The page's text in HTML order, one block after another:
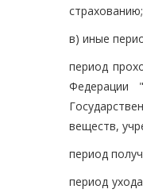
страхованию;
в) иные
период
Федерации
веществ,
период
период